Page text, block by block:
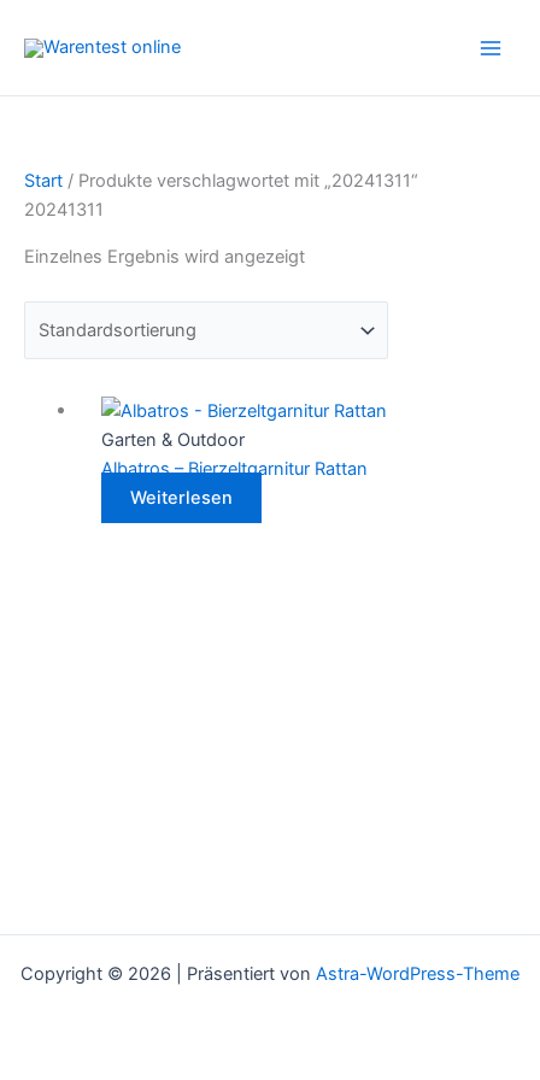
Inhalt
Start / Produkte verschlagwortet mit „20241311“
20241311
Einzelnes Ergebnis wird angezeigt
Garten & Outdoor
Albatros – Bierzeltgarnitur Rattan
Weiterlesen
Copyright © 2026 | Präsentiert von Astra-WordPress-Theme